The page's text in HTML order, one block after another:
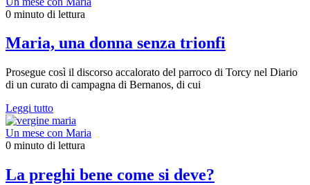
0 minuto di lettura
Maria, una donna senza trionfi
Prosegue così il discorso accalorato del parroco di Torcy nel Diario
di un curato di campagna di Bernanos, di cui
Leggi tutto
Un mese con Maria
0 minuto di lettura
La preghi bene come si deve?